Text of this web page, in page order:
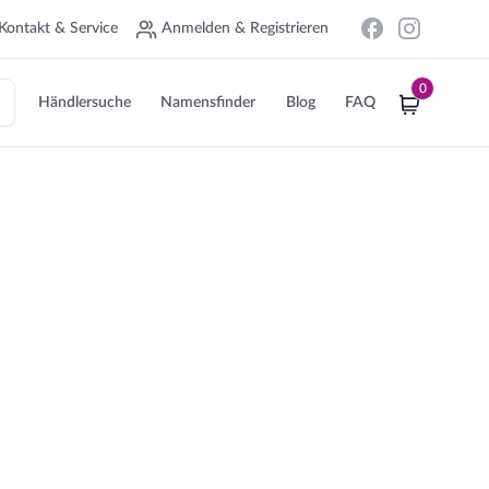
Kontakt & Service Anmelden & Registrieren
Händlersuche Namensfinder Blog FAQ
0